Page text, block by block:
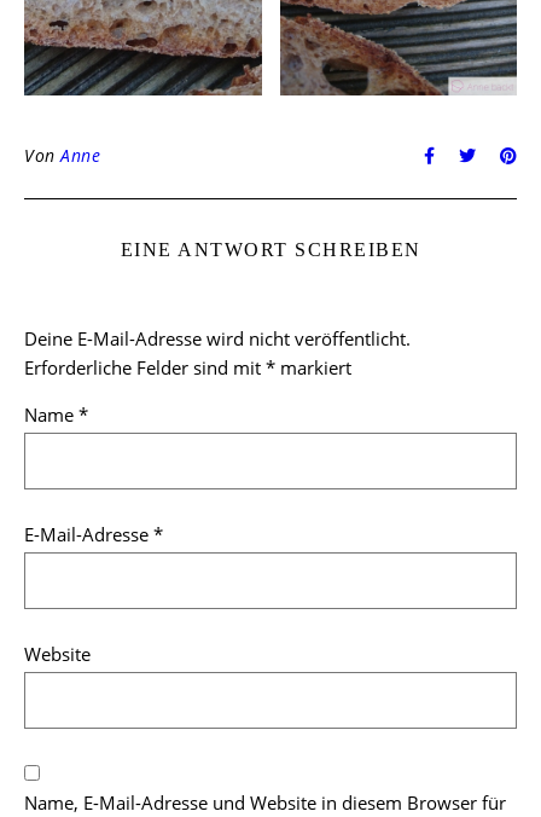
VonAnne
EINE ANTWORT SCHREIBEN
Deine E-Mail-Adresse wird nicht veröffentlicht.
Erforderliche Felder sind mit * markiert
Name *
E-Mail-Adresse *
Website
Name, E-Mail-Adresse und Website in diesem Browser für